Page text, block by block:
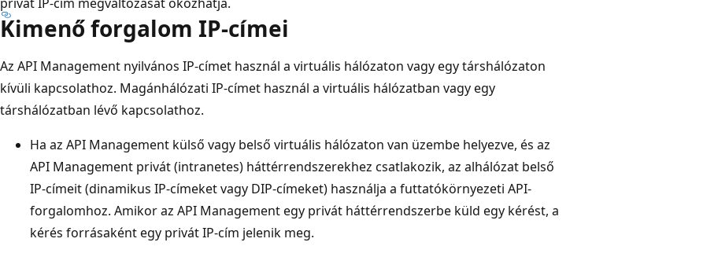
Kimenő forgalom IP-címei
Az API Management nyilvános IP-címet használ a virtuális hálózaton vagy egy társhálózaton
kívüli kapcsolathoz. Magánhálózati IP-címet használ a virtuális hálózatban vagy egy
társhálózatban lévő kapcsolathoz.
Ha az API Management külső vagy belső virtuális hálózaton van üzembe helyezve, és az
API Management privát (intranetes) háttérrendszerekhez csatlakozik, az alhálózat belső
IP-címeit (dinamikus IP-címeket vagy DIP-címeket) használja a futtatókörnyezeti API-
forgalomhoz. Amikor az API Management egy privát háttérrendszerbe küld egy kérést, a
kérés forrásaként egy privát IP-cím jelenik meg.